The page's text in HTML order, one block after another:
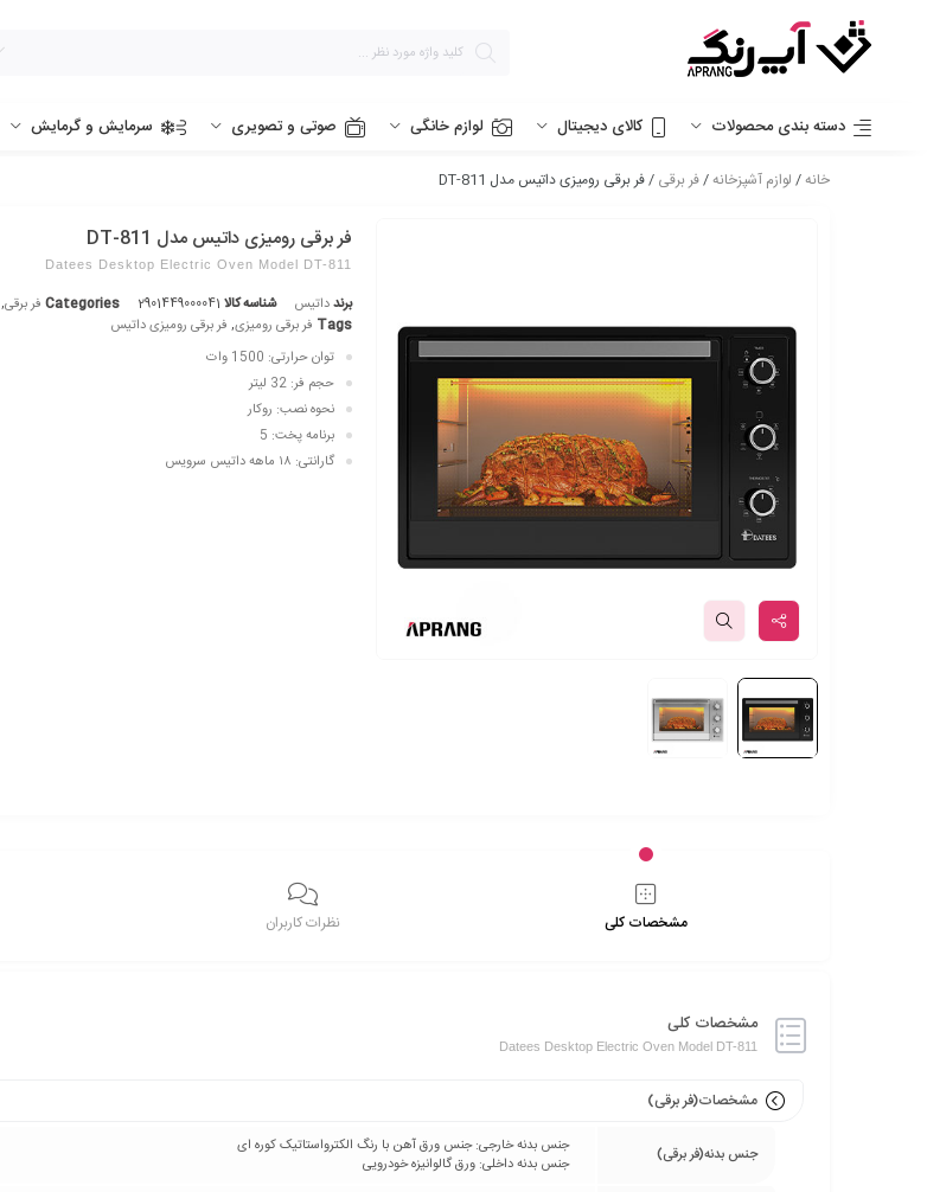
دسته بندی محصولات کالای دیجیتال لوازم خانگی صوتی و تصویری سرمایش و گرمایش
خانه/ لوازم آشپزخانه/فر برقی / فر برقی رومیزی داتیس مدل DT-811
فر برقی رومیزی داتیس مدل DT-811
Datees Desktop Electric Oven Model DT-811
برندداتیس شناسه کالا 2901449000041
Categories فر برقی,
Tags فر برقی رومیزی, فر برقی رومیزی داتیس
توان حرارتی: 1500 وات
حجم فر: 32 لیتر
نحوه نصب: روکار
برنامه پخت: 5
گارانتی: ۱۸ ماهه داتیس سرویس
مشخصات کلی نظرات کاربران
مشخصات کلی
Datees Desktop Electric Oven Model DT-811
مشخصات(فر برقی)
جنس بدنه(فر برقی)
جنس بدنه خارجی: جنس ورق آهن با رنگ الکترواستاتیک کوره ای
جنس بدنه داخلی: ورق گالوانیزه خودرویی